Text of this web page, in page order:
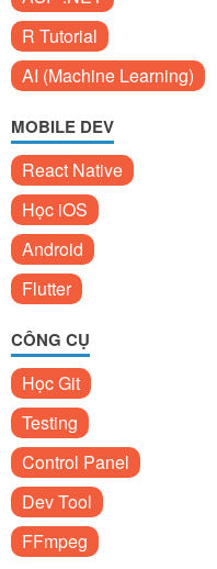
R Tutorial
AI (Machine Learning)
MOBILE DEV
React Native
Học iOS
Android
Flutter
CÔNG CỤ
Học Git
Testing
Control Panel
Dev Tool
FFmpeg